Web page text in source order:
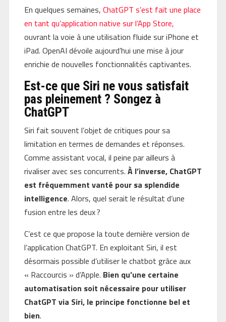
En quelques semaines, ChatGPT s’est fait une place
en tant qu’application native sur l’App Store,
ouvrant la voie à une utilisation fluide sur iPhone et
iPad. OpenAI dévoile aujourd’hui une mise à jour
enrichie de nouvelles fonctionnalités captivantes.
Est-ce que Siri ne vous satisfait
pas pleinement ? Songez à
ChatGPT
Siri fait souvent l’objet de critiques pour sa
limitation en termes de demandes et réponses.
Comme assistant vocal, il peine par ailleurs à
rivaliser avec ses concurrents. À l’inverse, ChatGPT
est fréquemment vanté pour sa splendide
intelligence. Alors, quel serait le résultat d’une
fusion entre les deux ?
C’est ce que propose la toute dernière version de
l’application ChatGPT. En exploitant Siri, il est
désormais possible d’utiliser le chatbot grâce aux
« Raccourcis » d’Apple. Bien qu’une certaine
automatisation soit nécessaire pour utiliser
ChatGPT via Siri, le principe fonctionne bel et
bien.